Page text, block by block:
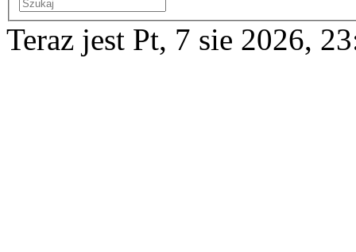
Teraz jest Pt, 7 sie 2026,